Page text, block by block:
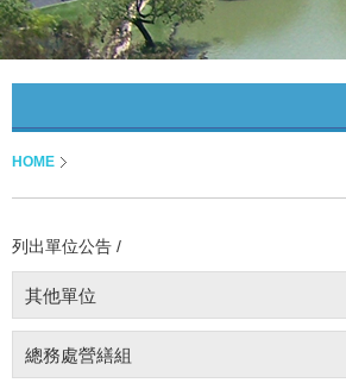
HOME
列出單位公告 /
其他單位
總務處營繕組